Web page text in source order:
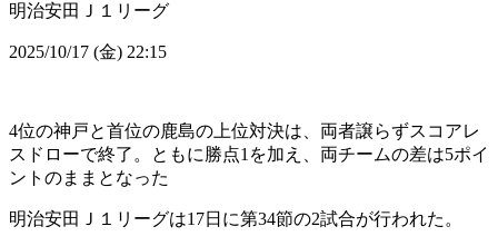
明治安田Ｊ１リーグ
2025/10/17 (金) 22:15
4位の神戸と首位の鹿島の上位対決は、両者譲らずスコアレ
スドローで終了。ともに勝点1を加え、両チームの差は5ポイ
ントのままとなった
明治安田Ｊ１リーグは17日に第34節の2試合が行われた。